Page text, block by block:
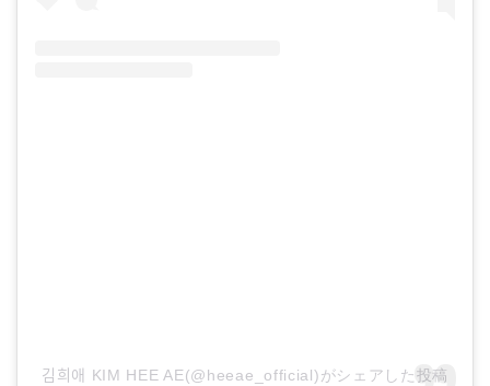
김희애 KIM HEE AE(@heeae_official)がシェアした投稿